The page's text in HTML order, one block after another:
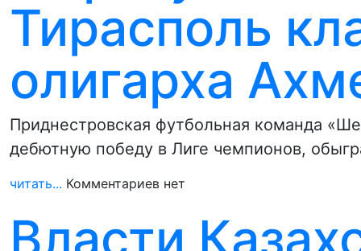
Тирасполь
олигарха
Приднестровская футбольная команда
дебютную победу в Лиге чемпионов,
читать... Комментариев нет
Власти